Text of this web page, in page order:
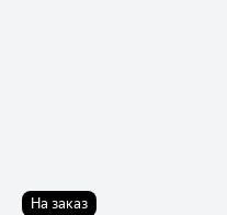
На заказ